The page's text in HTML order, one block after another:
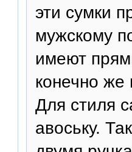
эти сумки
мужскому
имеют
конечно же
Для стиля
авоську.